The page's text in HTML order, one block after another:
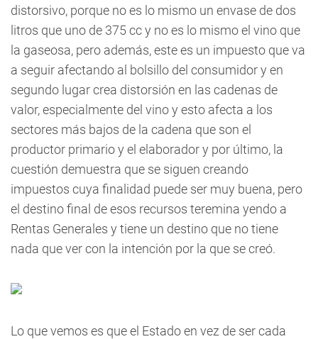
distorsivo, porque no es lo mismo un envase de dos
litros que uno de 375 cc y no es lo mismo el vino que
la gaseosa, pero además, este es un impuesto que va
a seguir afectando al bolsillo del consumidor y en
segundo lugar crea distorsión en las cadenas de
valor, especialmente del vino y esto afecta a los
sectores más bajos de la cadena que son el
productor primario y el elaborador y por último, la
cuestión demuestra que se siguen creando
impuestos cuya finalidad puede ser muy buena, pero
el destino final de esos recursos teremina yendo a
Rentas Generales y tiene un destino que no tiene
nada que ver con la intención por la que se creó.
Lo que vemos es que el Estado en vez de ser cada